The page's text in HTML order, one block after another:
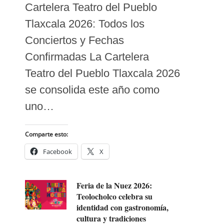
Cartelera Teatro del Pueblo
Tlaxcala 2026: Todos los
Conciertos y Fechas
Confirmadas La Cartelera
Teatro del Pueblo Tlaxcala 2026
se consolida este año como
uno…
Comparte esto:
Facebook X
Feria de la Nuez 2026:
Teolocholco celebra su
identidad con gastronomía,
cultura y tradiciones